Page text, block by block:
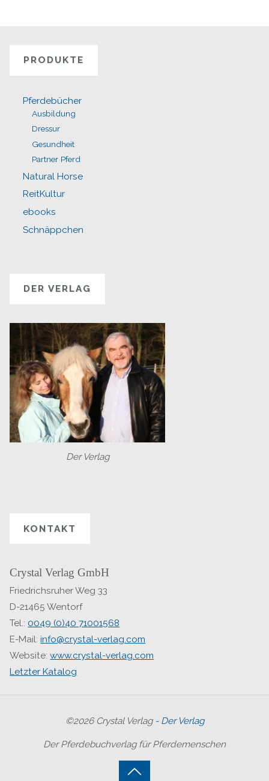
PRODUKTE
Pferdebücher
Ausbildung
Dressur
Gesundheit
Partner Pferd
Natural Horse
ReitKultur
ebooks
Schnäppchen
DER VERLAG
Der Verlag
KONTAKT
Crystal Verlag GmbH
Friedrichsruher Weg 33
D-21465 Wentorf
Tel.: 0049 (0)40 71001568
E-Mail:info@crystal-verlag.com
Website:www.crystal-verlag.com
Letzter Katalog
©2026 Crystal Verlag - Der Verlag
Der Pferdebuchverlag für Pferdemenschen